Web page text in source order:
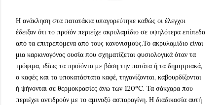
Η ανάκληση στα πατατάκια υπαγορεύτηκε καθώς οι έλεγχοι
έδειξαν ότι το προϊόν περιείχε ακρυλαμίδιο σε υψηλότερα επίπεδα
από τα επιτρεπόμενα από τους κανονισμούς.Το ακρυλαμίδιο είναι
μια καρκινογόνος ουσία που σχηματίζεται φυσιολογικά όταν τα
τρόφιμα, ιδίως τα προϊόντα με βάση την πατάτα ή τα δημητριακά,
ο καφές και τα υποκατάστατα καφέ, τηγανίζονται, καβουρδίζονται
ή ψήνονται σε θερμοκρασίες άνω των 120°C. Τα σάκχαρα που
περιέχει αντιδρούν με το αμινοξύ ασπαραγίνη. Η διαδικασία αυτή